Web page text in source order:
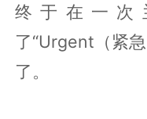
终于在一次
了“Urgent（紧
了。